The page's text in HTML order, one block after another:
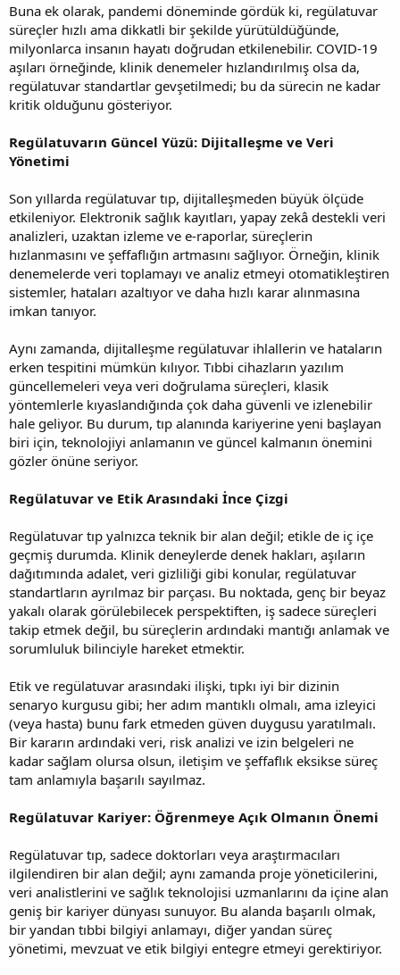
Buna ek olarak, pandemi döneminde gördük ki, regülatuvar
süreçler hızlı ama dikkatli bir şekilde yürütüldüğünde,
milyonlarca insanın hayatı doğrudan etkilenebilir. COVID-19
aşıları örneğinde, klinik denemeler hızlandırılmış olsa da,
regülatuvar standartlar gevşetilmedi; bu da sürecin ne kadar
kritik olduğunu gösteriyor.
Regülatuvarın Güncel Yüzü: Dijitalleşme ve Veri
Yönetimi
Son yıllarda regülatuvar tıp, dijitalleşmeden büyük ölçüde
etkileniyor. Elektronik sağlık kayıtları, yapay zekâ destekli veri
analizleri, uzaktan izleme ve e-raporlar, süreçlerin
hızlanmasını ve şeffaflığın artmasını sağlıyor. Örneğin, klinik
denemelerde veri toplamayı ve analiz etmeyi otomatikleştiren
sistemler, hataları azaltıyor ve daha hızlı karar alınmasına
imkan tanıyor.
Aynı zamanda, dijitalleşme regülatuvar ihlallerin ve hataların
erken tespitini mümkün kılıyor. Tıbbi cihazların yazılım
güncellemeleri veya veri doğrulama süreçleri, klasik
yöntemlerle kıyaslandığında çok daha güvenli ve izlenebilir
hale geliyor. Bu durum, tıp alanında kariyerine yeni başlayan
biri için, teknolojiyi anlamanın ve güncel kalmanın önemini
gözler önüne seriyor.
Regülatuvar ve Etik Arasındaki İnce Çizgi
Regülatuvar tıp yalnızca teknik bir alan değil; etikle de iç içe
geçmiş durumda. Klinik deneylerde denek hakları, aşıların
dağıtımında adalet, veri gizliliği gibi konular, regülatuvar
standartların ayrılmaz bir parçası. Bu noktada, genç bir beyaz
yakalı olarak görülebilecek perspektiften, iş sadece süreçleri
takip etmek değil, bu süreçlerin ardındaki mantığı anlamak ve
sorumluluk bilinciyle hareket etmektir.
Etik ve regülatuvar arasındaki ilişki, tıpkı iyi bir dizinin
senaryo kurgusu gibi; her adım mantıklı olmalı, ama izleyici
(veya hasta) bunu fark etmeden güven duygusu yaratılmalı.
Bir kararın ardındaki veri, risk analizi ve izin belgeleri ne
kadar sağlam olursa olsun, iletişim ve şeffaflık eksikse süreç
tam anlamıyla başarılı sayılmaz.
Regülatuvar Kariyer: Öğrenmeye Açık Olmanın Önemi
Regülatuvar tıp, sadece doktorları veya araştırmacıları
ilgilendiren bir alan değil; aynı zamanda proje yöneticilerini,
veri analistlerini ve sağlık teknolojisi uzmanlarını da içine alan
geniş bir kariyer dünyası sunuyor. Bu alanda başarılı olmak,
bir yandan tıbbi bilgiyi anlamayı, diğer yandan süreç
yönetimi, mevzuat ve etik bilgiyi entegre etmeyi gerektiriyor.